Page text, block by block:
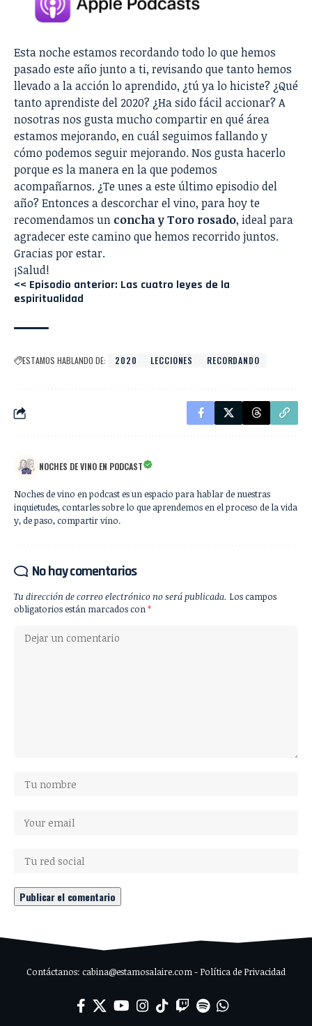
Esta noche estamos recordando todo lo que hemos
pasado este año junto a ti, revisando que tanto hemos
llevado a la acción lo aprendido, ¿tú ya lo hiciste? ¿Qué
tanto aprendiste del 2020? ¿Ha sido fácil accionar? A
nosotras nos gusta mucho compartir en qué área
estamos mejorando, en cuál seguimos fallando y
cómo podemos seguir mejorando. Nos gusta hacerlo
porque es la manera en la que podemos
acompañarnos. ¿Te unes a este último episodio del
año? Entonces a descorchar el vino, para hoy te
recomendamos un concha y Toro rosado, ideal para
agradecer este camino que hemos recorrido juntos.
Gracias por estar.
¡Salud!
<< Episodio anterior: Las cuatro leyes de la
espiritualidad
ESTAMOS HABLANDO DE: 2020 LECCIONES RECORDANDO
NOCHES DE VINO EN PODCAST
Noches de vino en podcast es un espacio para hablar de nuestras
inquietudes, contarles sobre lo que aprendemos en el proceso de la vida
y, de paso, compartir vino.
No hay comentarios
Tu dirección de correo electrónico no será publicada. Los campos
obligatorios están marcados con*
Contáctanos: cabina@estamosalaire.com - Política de Privacidad